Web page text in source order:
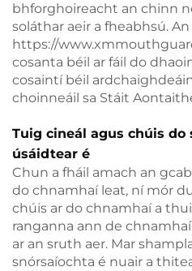
bhforghoireacht an chinn
soláthar aeir a fheabhsú.
https://
cosanta béil ar fáil do
cosaintí béil
choinneáil sa Stáit
Tuig cineál agus chúis do
úsáidtear é
Chun a fháil amach an
do chnamhaí leat, ní mór
chúis ar do chnamhaí a
ranganna ann de
ar an sruth aer. Mar
snórsaíochta é nuair a